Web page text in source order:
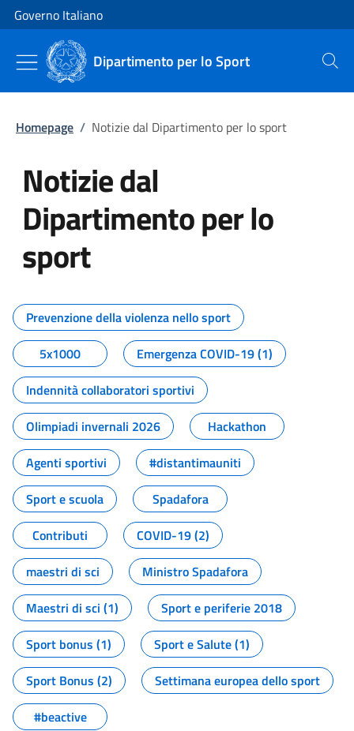
Vai al contenuto
Vai alla navigazione del sito
Governo Italiano
Dipartimento per lo Sport Cerca
Homepage / Notizie dal Dipartimento per lo sport
Notizie dal
Dipartimento per lo
sport
Tutti i contenuti della pagina
Prevenzione della violenza nello sport
5x1000
Emergenza COVID-19 (1)
Indennità collaboratori sportivi
Olimpiadi invernali 2026
Hackathon
Agenti sportivi
#distantimauniti
Sport e scuola
Spadafora
Contributi
COVID-19 (2)
maestri di sci
Ministro Spadafora
Maestri di sci (1)
Sport e periferie 2018
Sport bonus (1)
Sport e Salute (1)
Sport Bonus (2)
Settimana europea dello sport
#beactive